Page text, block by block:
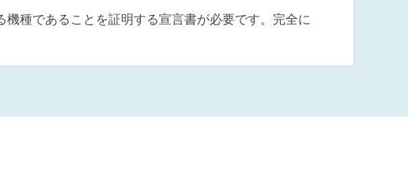
種であることを証明する宣言書が必要です。完全に